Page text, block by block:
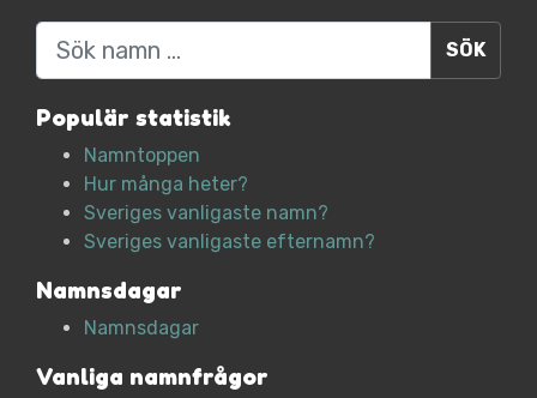
Sök
Populär statistik
Namntoppen
Hur många heter?
Sveriges vanligaste namn?
Sveriges vanligaste efternamn?
Namnsdagar
Namnsdagar
Vanliga namnfrågor